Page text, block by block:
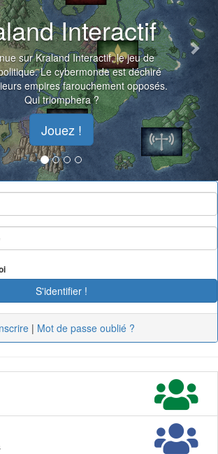
Interactif
sur Kraland Interactif, le jeu de
Le cybermonde est déchiré
empires farouchement opposés.
Qui triomphera ?
Jouez !
| Mot de passe oublié ?